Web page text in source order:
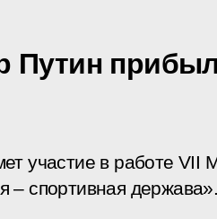
Путин
участие в работе VII
– спортивная